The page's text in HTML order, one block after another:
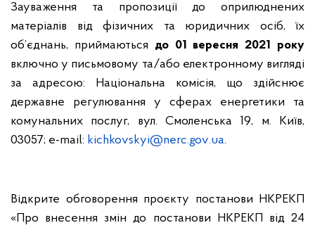
Зауваження та пропозиції до оприлюднених
матеріалів від фізичних та юридичних осіб, їх
об’єднань, приймаються до 01 вересня 2021 року
включно у письмовому та/або електронному вигляді
за адресою: Національна комісія, що здійснює
державне регулювання у сферах енергетики та
комунальних послуг, вул. Смоленська 19, м. Київ,
03057; e-mail: kichkovskyi@nerc.gov.ua.
Відкрите обговорення проєкту постанови НКРЕКП
«Про внесення змін до постанови НКРЕКП від 24